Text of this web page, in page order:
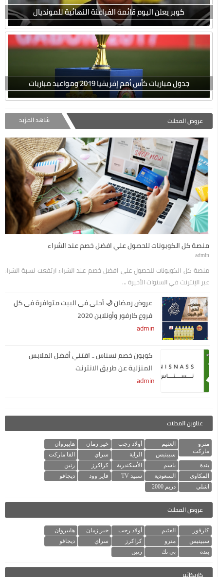
كوبر يعلن اليوم قائمة الفراعنة النهائية للمونديال
جدول مباريات كأس أمم إفريقيا 2019 ومواعيد مباريات
عروض المحلات شاهد المزيد
منصة كل الكوبونات للحصول علي افضل خصم عند الشراء
admin
منصة كل الكوبونات للحصول علي افضل خصم عند الشراء ارتفعت نسبة الشراء
عبر الإنترنت في السنوات الأخيرة ...
عروض رمضان 🌙 أحلى فى البيت متوافرة فى كل
فروع كارفور وأونلاين 2020
admin
كوبون خصم نسناس .. اقتني أفضل الملابس
المنزلية عن طريق الانترنت
admin
عناوين المحلات
مترو
ماركت
العثيم أولاد رجب خير زمان
هايبروان
سبينيس
الراية سراي
الفا ماركت
بندة
باسم الأسكندرية كراكرز
رنين
المكاوي
السعودية سبيد TV فاير وود
ديجافو
اشلي
دريم 2000
عروض المحلات
كارفور العثيم أولاد رجب خير زمان
هايبروان
سبينيس
مترو كراكرز سراي
ديجافو
بندة
بي تك رنين
كاريكاتير